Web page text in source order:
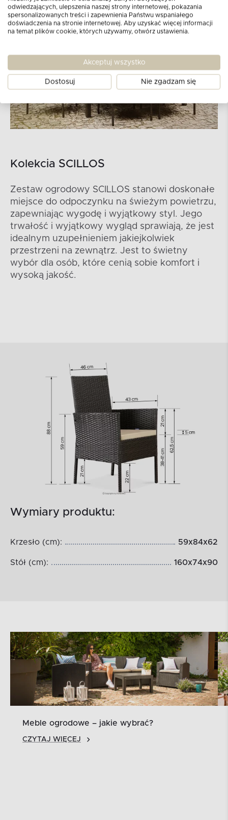
Kolekcia SCILLOS
Zestaw ogrodowy SCILLOS stanowi doskonałe
miejsce do odpoczynku na świeżym powietrzu,
zapewniając wygodę i wyjątkowy styl. Jego
trwałość i wyjątkowy wygląd sprawiają, że jest
idealnym uzupełnieniem jakiejkolwiek
przestrzeni na zewnątrz. Jest to świetny
wybór dla osób, które cenią sobie komfort i
wysoką jakość.
Wymiary produktu:
Krzesło (cm): 59x84x62
Stół (cm): 160x74x90
Meble ogrodowe – jakie wybrać?
CZYTAJ WIĘCEJ
odwiedzających, ulepszenia naszej strony internetowej, pokazania
spersonalizowanych treści i zapewnienia Państwu wspaniałego
doświadczenia na stronie internetowej. Aby uzyskać więcej informacji
na temat plików cookie, których używamy, otwórz ustawienia.
Akceptuj wszystko
Dostosuj Nie zgadzam się